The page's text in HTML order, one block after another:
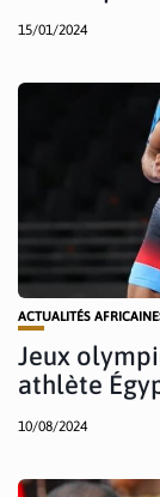
15/01/2024
ACTUALITÉS
Jeux
athlète
10/08/2024